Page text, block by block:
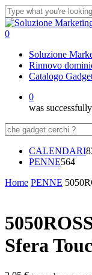
Skip
to
main
Close
Search
0
Soluzione
Rinnovo
Catalogo
0
was
Cerca
CALENDARI
PENNE564564
Home PENNE
Sfera